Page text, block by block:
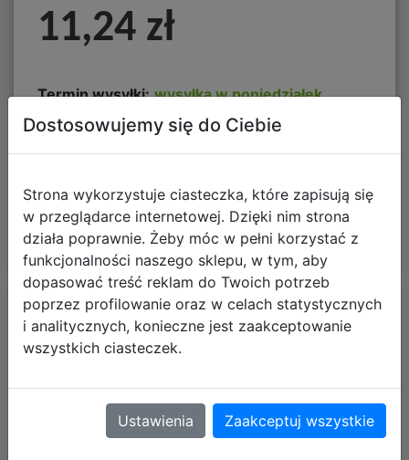
11,24 zł
Termin wysyłki: wysyłka w poniedziałek
Koszt dostawy od: 13,90 zł
DO KOSZYKA
Dostosowujemy się do Ciebie
Strona wykorzystuje ciasteczka, które zapisują się
w przeglądarce internetowej. Dzięki nim strona
działa poprawnie. Żeby móc w pełni korzystać z
funkcjonalności naszego sklepu, w tym, aby
dopasować treść reklam do Twoich potrzeb
poprzez profilowanie oraz w celach statystycznych
i analitycznych, konieczne jest zaakceptowanie
wszystkich ciasteczek.
Ustawienia Zaakceptuj wszystkie